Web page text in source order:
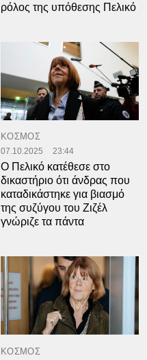
ρόλος της υπόθεσης Πελικό
ΚΟΣΜΟΣ
07.10.2025 23:44
Ο Πελικό κατέθεσε στο
δικαστήριο ότι άνδρας που
καταδικάστηκε για βιασμό
της συζύγου του Ζιζέλ
γνώριζε τα πάντα
ΚΟΣΜΟΣ